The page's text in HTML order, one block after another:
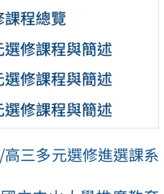
程總覽
修課程與簡述
修課程與簡述
修課程與簡述
三多元選修進選課系